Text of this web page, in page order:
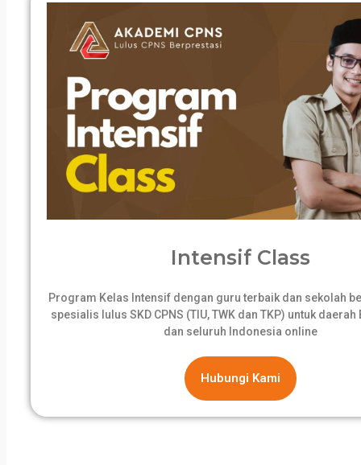
Intensif Class
Program Kelas Intensif dengan guru terbaik dan sekolah
spesialis lulus SKD CPNS (TIU, TWK dan TKP) untuk
dan seluruh Indonesia online
Hubungi Kami